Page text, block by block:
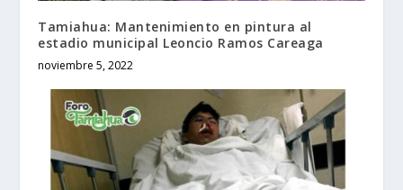
Tamiahua: Mantenimiento en pintura al
estadio municipal Leoncio Ramos Careaga
noviembre 5, 2022